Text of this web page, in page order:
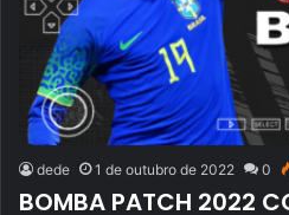
dede 1 de outubro de 2022 0
BOMBA PATCH 2022